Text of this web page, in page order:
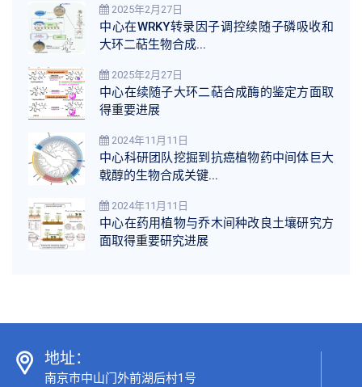
2025年2月27日
中心在WRKY转录因子调控续随子磷吸收和
大环二萜生物合成...
2025年2月27日
中心在续随子大环二萜合成酶的鉴定方面取
得重要进展
2024年11月11日
中心科研团队挖掘到抗癌植物药中间体巨大
戟醇的生物合成关键...
2024年11月11日
中心在药用植物与乔木间种改良土壤研究方
面取得重要研究进展
地址：
南京市中山门外前湖后村1号